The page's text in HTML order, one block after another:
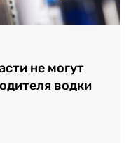
не могут
водки